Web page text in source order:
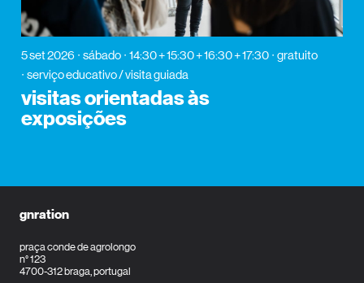
5 set 2026 sábado 14:30 + 15:30 + 16:30 + 17:30
gratuito
serviço educativo / visita guiada
visitas orientadas às
exposições
gnration
praça conde de agrolongo
n° 123
4700-312 braga, portugal